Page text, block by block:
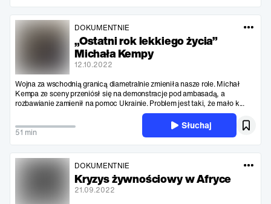
DOKUMENTNIE
„Ostatni rok lekkiego życia”
Michała Kempy
12.10.2022
Wojna za wschodnią granicą diametralnie zmieniła nasze role. Michał
Kempa ze sceny przeniósł się na demonstracje pod ambasadą, a
rozbawianie zamienił na pomoc Ukrainie. Problem jest taki, że mało k...
51 min
Słuchaj
DOKUMENTNIE
Kryzys żywnościowy w Afryce
21.09.2022